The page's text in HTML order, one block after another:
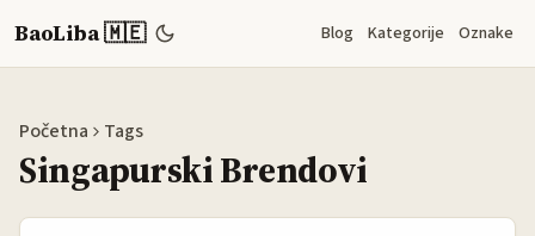
BaoLiba 🇲🇪 Blog Kategorije Oznake
Početna Tags
Singapurski Brendovi